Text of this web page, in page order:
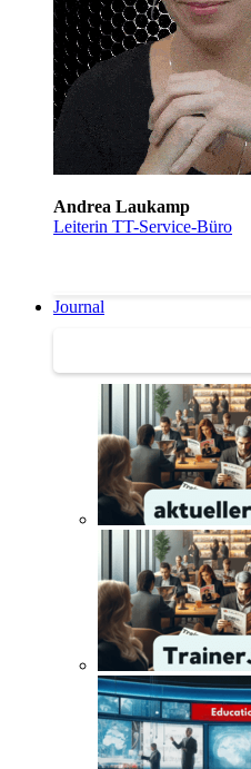
Andrea Laukamp
Leiterin TT-Service-Büro
Journal